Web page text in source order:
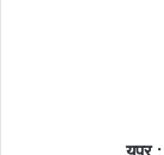
यपुर :